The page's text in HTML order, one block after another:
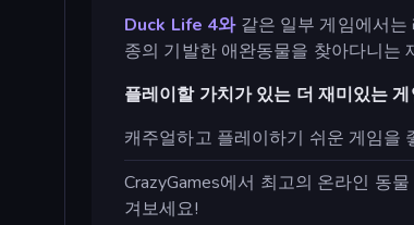
Duck Life 4와같은 일부 게임에서는
종의 기발한 애완동물을 찾아다니는
플레이할 가치가 있는 더 재미있는 게
캐주얼하고 플레이하기 쉬운 게임을
CrazyGames에서 최고의 온라인 동
겨보세요!